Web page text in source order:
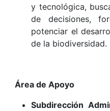
y tecnológica,
de decisiones,
potenciar el
de la biodiversidad.
Área de Apoyo
Subdirección